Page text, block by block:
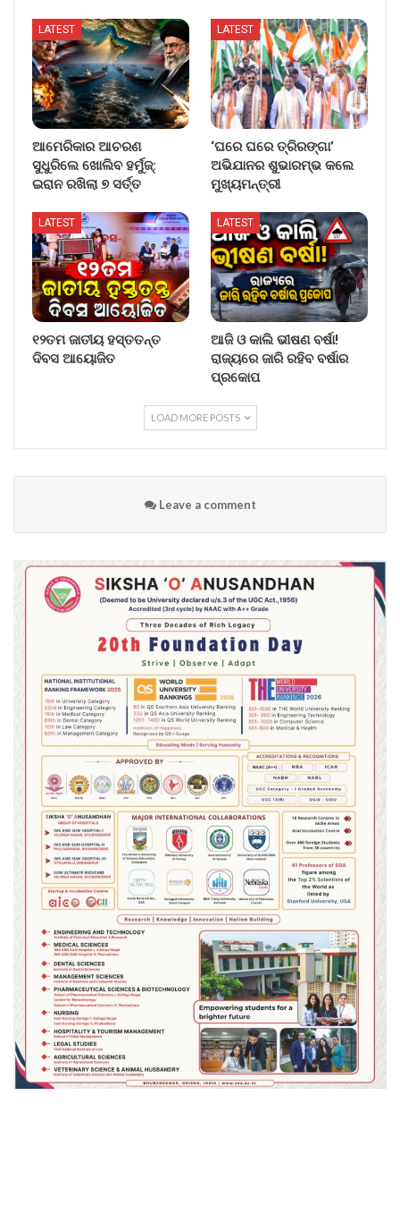
LATEST
ଆମେରିକାର ଆଚରଣ
ସୁଧୁରିଲେ ଖୋଲିବ ହର୍ମୁଜ୍:
ଇରାନ ରଖିଲା ୭ ସର୍ତ୍ତ
LATEST
‘ଘରେ ଘରେ ତ୍ରିରଙ୍ଗା’
ଅଭିଯାନର ଶୁଭାରମ୍ଭ କଲେ
ମୁଖ୍ୟମନ୍ତ୍ରୀ
LATEST
୧୨ତମ ଜାତୀୟ ହସ୍ତତନ୍ତ
ଦିବସ ଆୟୋଜିତ
LATEST
ଆଜି ଓ କାଲି ଭୀଷଣ ବର୍ଷା!
ରାଜ୍ୟରେ ଜାରି ରହିବ ବର୍ଷାର
ପ୍ରକୋପ
LOAD MORE POSTS
Leave a comment